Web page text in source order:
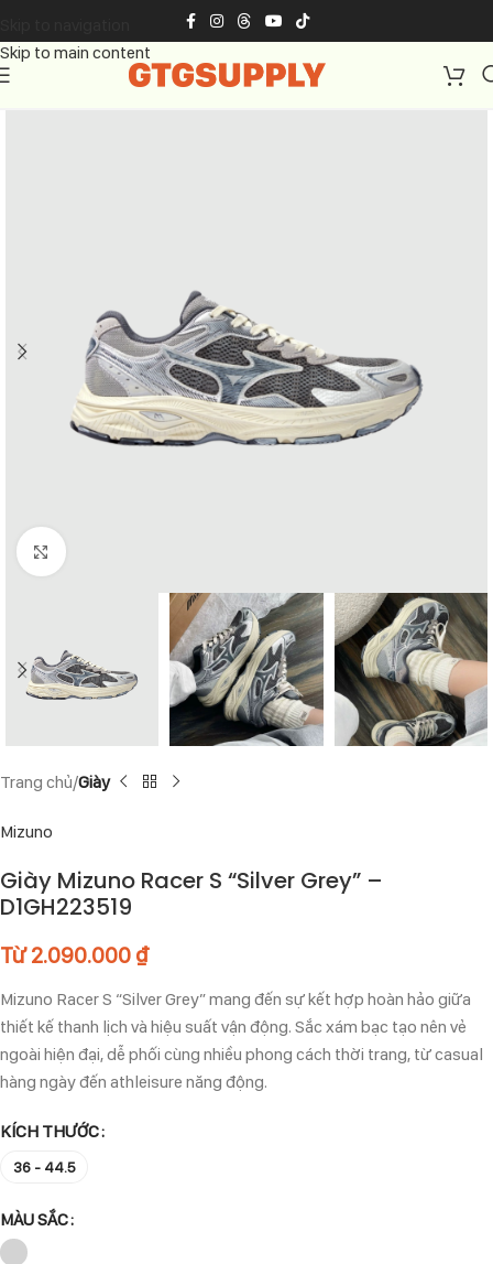
Skip to main content
Click to enlarge
Trang chủ Giày
Mizuno
Giày Mizuno Racer S “Silver Grey” –
D1GH223519
Từ2.090.000 ₫
Mizuno Racer S “Silver Grey” mang đến sự kết hợp hoàn hảo giữa
thiết kế thanh lịch và hiệu suất vận động. Sắc xám bạc tạo nên vẻ
ngoài hiện đại, dễ phối cùng nhiều phong cách thời trang, từ casual
hàng ngày đến athleisure năng động.
KÍCH THƯỚC
36 - 44.5
MÀU SẮC